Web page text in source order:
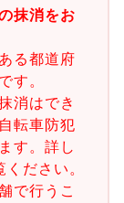
抹消をお
る都道府
す。
消はでき
転車防犯
す。詳し
ください。
で行うこ